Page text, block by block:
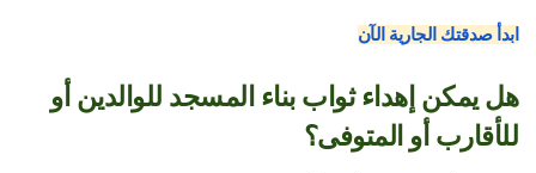
صدقتك الجارية الآن
هل يمكن إهداء ثواب بناء المسجد للوالدين أو
أو المتوفى؟